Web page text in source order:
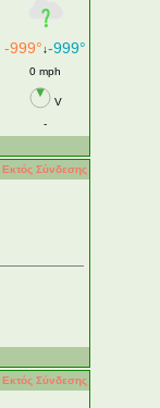
-999°↓-999°
0 mph
V
-
Εκτός Σύνδεσης
Εκτός Σύνδεσης